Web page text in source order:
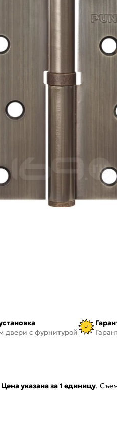
двери с фурнитурой
указана за 1 единицу.